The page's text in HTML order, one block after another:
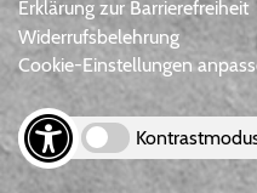
Erklärung zur Barrierefreiheit
Widerrufsbelehrung
Cookie-Einstellungen